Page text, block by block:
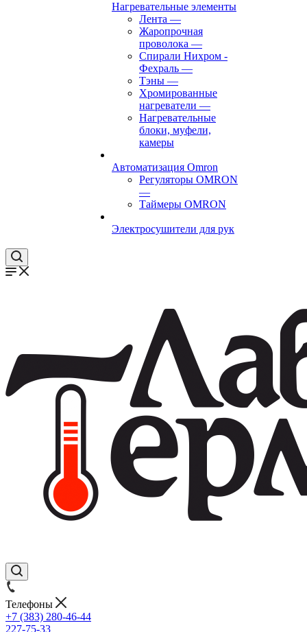
Нагревательные элементы
Лента —
Жаропрочная
проволока —
Спирали Нихром -
Фехраль —
Тэны —
Хромированные
нагреватели —
Нагревательные
блоки, муфели,
камеры
Автоматизация Omron
Регуляторы OMRON
—
Таймеры OMRON
Электросушители для рук
Телефоны
+7 (383) 280-46-44
227-75-33